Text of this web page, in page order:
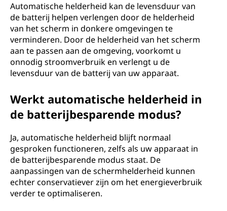
Automatische helderheid kan de levensduur van
de batterij helpen verlengen door de helderheid
van het scherm in donkere omgevingen te
verminderen. Door de helderheid van het scherm
aan te passen aan de omgeving, voorkomt u
onnodig stroomverbruik en verlengt u de
levensduur van de batterij van uw apparaat.
Werkt automatische helderheid in
de batterijbesparende modus?
Ja, automatische helderheid blijft normaal
gesproken functioneren, zelfs als uw apparaat in
de batterijbesparende modus staat. De
aanpassingen van de schermhelderheid kunnen
echter conservatiever zijn om het energieverbruik
verder te optimaliseren.